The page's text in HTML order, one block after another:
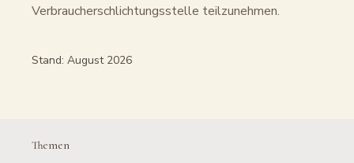
Verbraucherschlichtungsstelle teilzunehmen.
Stand: August 2026
Themen